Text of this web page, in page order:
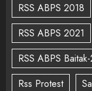
RSS ABPS 2018
RSS ABPS 2021
RSS ABPS
Rss Protest